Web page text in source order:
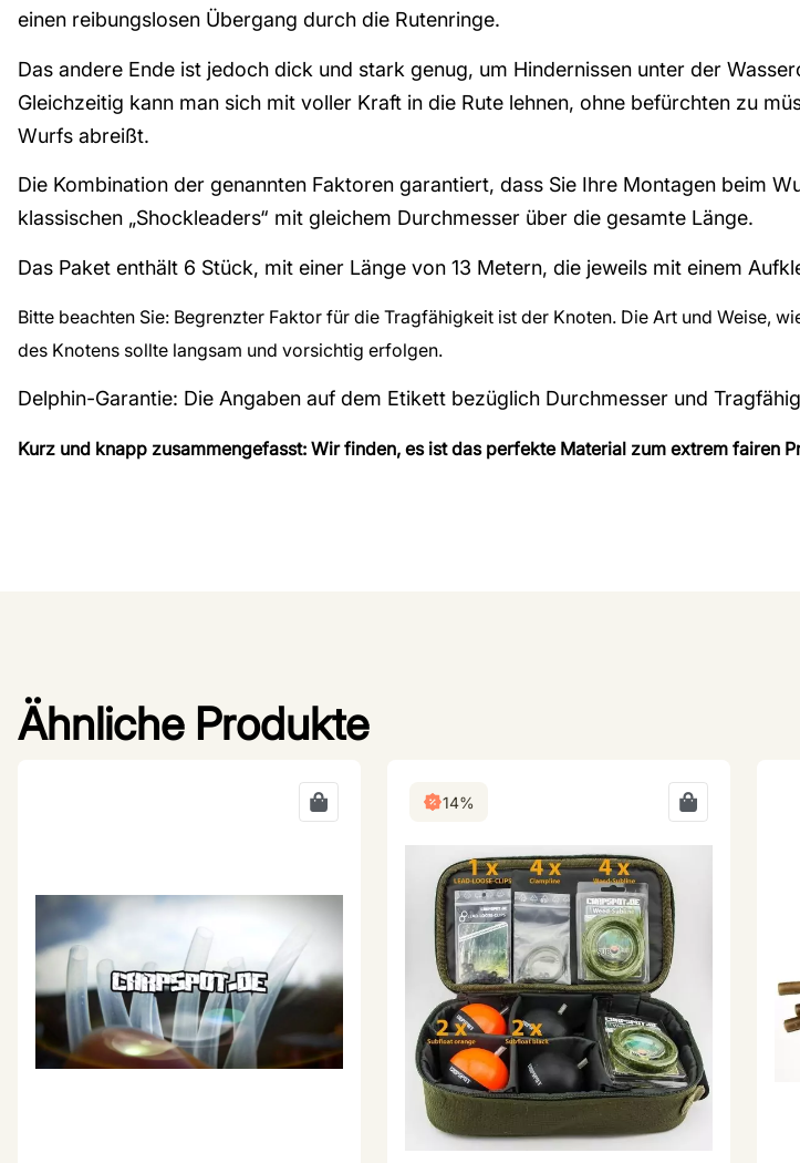
einen reibungslosen Übergang durch die Rutenringe.
Das andere Ende ist jedoch dick und stark genug, um Hindernissen unter der
Gleichzeitig kann man sich mit voller Kraft in die Rute lehnen, ohne befürchten zu
Wurfs abreißt.
Die Kombination der genannten Faktoren garantiert, dass Sie Ihre Montagen beim
klassischen „Shockleaders“ mit gleichem Durchmesser über die gesamte Länge.
Das Paket enthält 6 Stück, mit einer Länge von 13 Metern, die jeweils mit einem
Bitte beachten Sie: Begrenzter Faktor für die Tragfähigkeit ist der Knoten. Die Art und Weise,
des Knotens sollte langsam und vorsichtig erfolgen.
Delphin-Garantie: Die Angaben auf dem Etikett bezüglich Durchmesser und
Kurz und knapp zusammengefasst: Wir finden, es ist das perfekte Material zum extrem fairen
Ähnliche Produkte
14%